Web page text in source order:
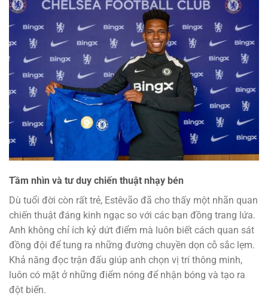
Tầm nhìn và tư duy chiến thuật nhạy bén
Dù tuổi đời còn rất trẻ, Estêvão đã cho thấy một nhãn quan
chiến thuật đáng kinh ngạc so với các bạn đồng trang lứa.
Anh không chỉ ích kỷ dứt điểm mà luôn biết cách quan sát
đồng đội để tung ra những đường chuyền dọn cỗ sắc lẹm.
Khả năng đọc trận đấu giúp anh chọn vị trí thông minh,
luôn có mặt ở những điểm nóng để nhận bóng và tạo ra
đột biến.